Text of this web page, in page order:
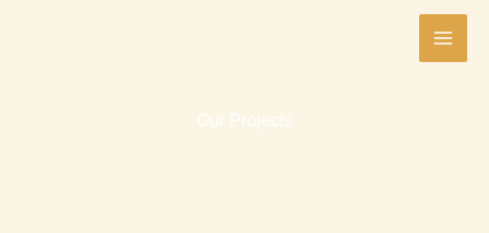
Our Projects